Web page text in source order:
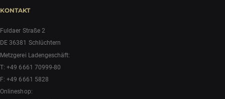
KONTAKT
Fuldaer Straße 2
DE 36381 Schlüchtern
Metzgerei Ladengeschäft:
T:+49 6661 70999-80
F: +49 6661 5828
Onlineshop: